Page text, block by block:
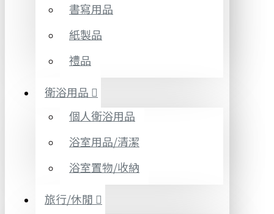
書寫用品
紙製品
禮品
衛浴用品
個人衛浴用品
浴室用品/清潔
浴室置物/收納
旅行/休閒